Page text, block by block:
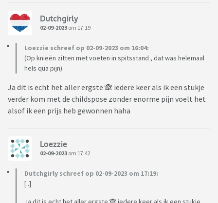
Dutchgirly
02-09-2023 om 17:19
Loezzie schreef op 02-09-2023 om 16:04:
(Op knieën zitten met voeten in spitsstand , dat was helemaal
hels qua pijn).
Ja dit is echt het aller ergste 🙈 iedere keer als ik een stukje
verder kom met de childspose zonder enorme pijn voelt het
alsof ik een prijs heb gewonnen haha
Loezzie
02-09-2023 om 17:42
Dutchgirly schreef op 02-09-2023 om 17:19:
[..]